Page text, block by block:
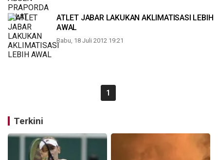
ATLET JABAR LAKUKAN AKLIMATISASI LEBIH
AWAL
Rabu, 18 Juli 2012 19:21
1
Terkini